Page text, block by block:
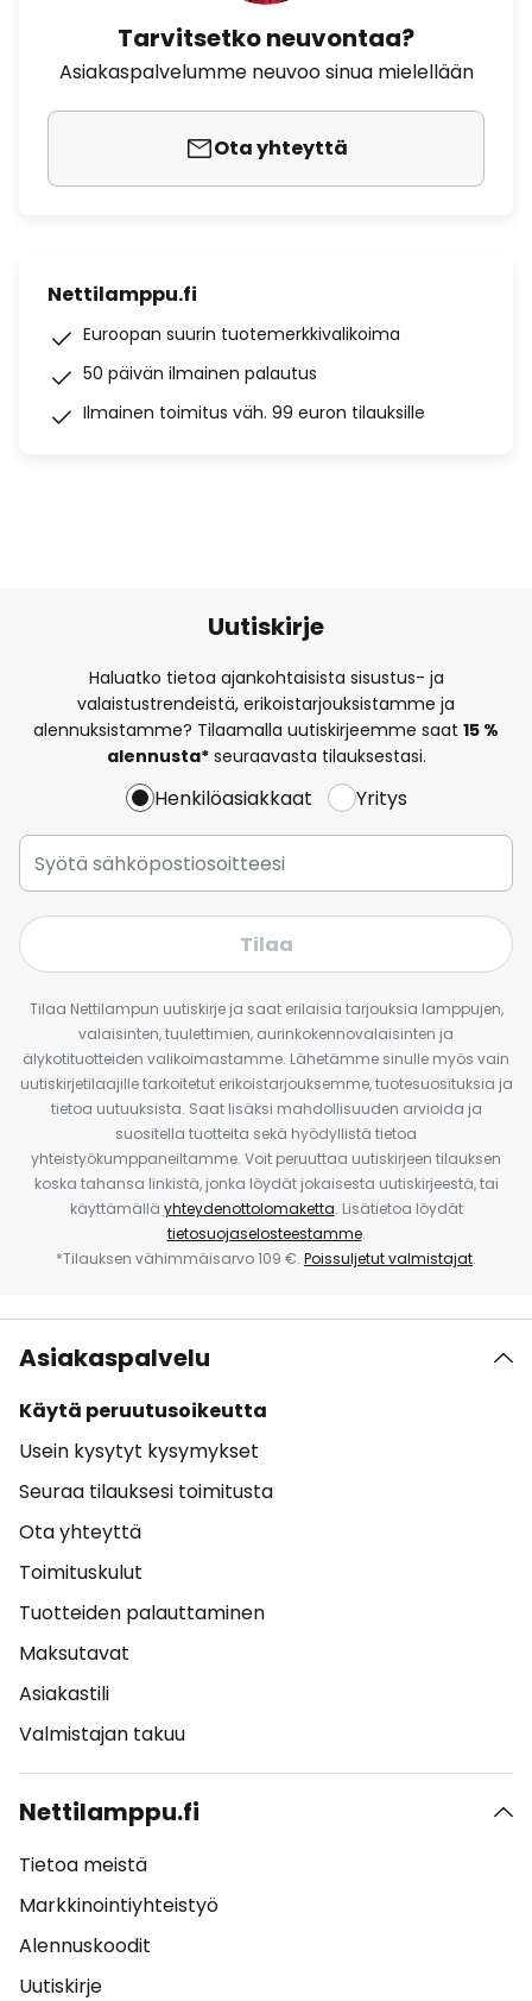
Tarvitsetko neuvontaa?
Asiakaspalvelumme neuvoo sinua mielellään
Ota yhteyttä
Nettilamppu.fi
Euroopan suurin tuotemerkkivalikoima
50 päivän ilmainen palautus
Ilmainen toimitus väh. 99 euron tilauksille
Uutiskirje
Haluatko tietoa ajankohtaisista sisustus- ja
valaistustrendeistä, erikoistarjouksistamme ja
alennuksistamme? Tilaamalla uutiskirjeemme saat 15 %
alennusta*seuraavasta tilauksestasi.
Henkilöasiakkaat Yritys
Tilaa
Tilaa Nettilampun uutiskirje ja saat erilaisia tarjouksia lamppujen,
valaisinten, tuulettimien, aurinkokennovalaisinten ja
älykotituotteiden valikoimastamme. Lähetämme sinulle myös vain
uutiskirjetilaajille tarkoitetut erikoistarjouksemme, tuotesuosituksia ja
tietoa uutuuksista. Saat lisäksi mahdollisuuden arvioida ja
suositella tuotteita sekä hyödyllistä tietoa
yhteistyökumppaneiltamme. Voit peruuttaa uutiskirjeen tilauksen
koska tahansa linkistä, jonka löydät jokaisesta uutiskirjeestä, tai
käyttämällä yhteydenottolomaketta. Lisätietoa löydät
tietosuojaselosteestamme.
*Tilauksen vähimmäisarvo 109 €. Poissuljetut valmistajat.
Asiakaspalvelu
Käytä peruutusoikeutta
Usein kysytyt kysymykset
Seuraa tilauksesi toimitusta
Ota yhteyttä
Toimituskulut
Tuotteiden palauttaminen
Maksutavat
Asiakastili
Valmistajan takuu
Nettilamppu.fi
Tietoa meistä
Markkinointiyhteistyö
Alennuskoodit
Uutiskirje